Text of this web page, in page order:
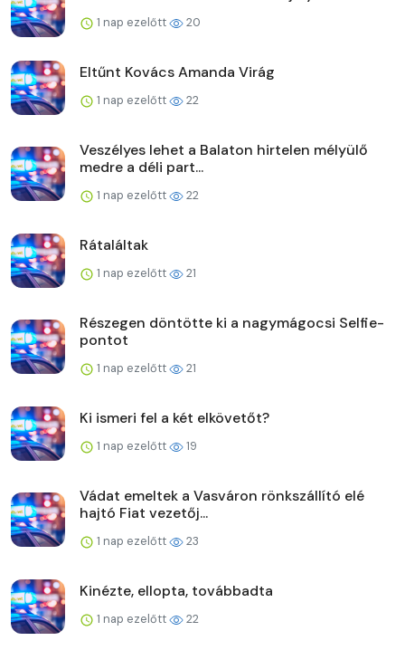
1 nap ezelőtt 20
Eltűnt Kovács Amanda Virág
1 nap ezelőtt 22
Veszélyes lehet a Balaton hirtelen mélyülő
medre a déli part...
1 nap ezelőtt 22
Rátaláltak
1 nap ezelőtt 21
Részegen döntötte ki a nagymágocsi Selfie-
pontot
1 nap ezelőtt 21
Ki ismeri fel a két elkövetőt?
1 nap ezelőtt 19
Vádat emeltek a Vasváron rönkszállító elé
hajtó Fiat vezetőj...
1 nap ezelőtt 23
Kinézte, ellopta, továbbadta
1 nap ezelőtt 22